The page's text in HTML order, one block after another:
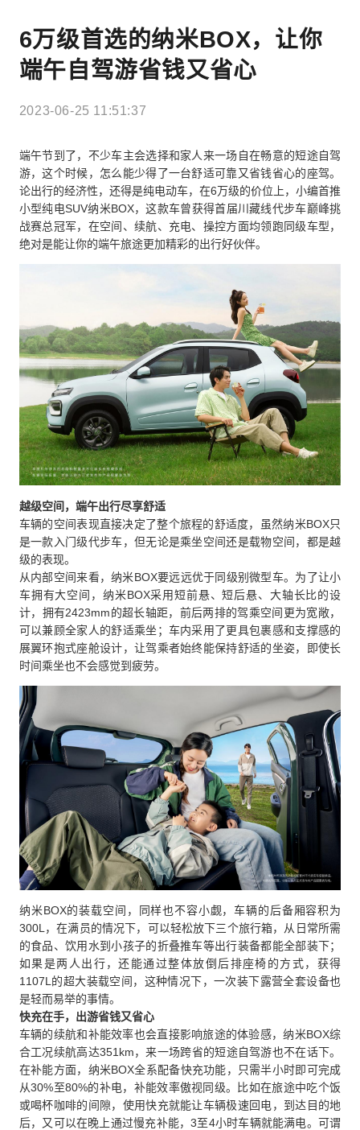
6万级首选的纳米BOX，让你
端午自驾游省钱又省心
2023-06-25 11:51:37
端午节到了，不少车主会选择和家人来一场自在畅意的短途自驾
游，这个时候，怎么能少得了一台舒适可靠又省钱省心的座驾。
论出行的经济性，还得是纯电动车，在6万级的价位上，小编首推
小型纯电SUV纳米BOX，这款车曾获得首届川藏线代步车巅峰挑
战赛总冠军，在空间、续航、充电、操控方面均领跑同级车型，
绝对是能让你的端午旅途更加精彩的出行好伙伴。
越级空间，端午出行尽享舒适
车辆的空间表现直接决定了整个旅程的舒适度，虽然纳米BOX只
是一款入门级代步车，但无论是乘坐空间还是载物空间，都是越
级的表现。
从内部空间来看，纳米BOX要远远优于同级别微型车。为了让小
车拥有大空间，纳米BOX采用短前悬、短后悬、大轴长比的设
计，拥有2423mm的超长轴距，前后两排的驾乘空间更为宽敞，
可以兼顾全家人的舒适乘坐；车内采用了更具包裹感和支撑感的
展翼环抱式座舱设计，让驾乘者始终能保持舒适的坐姿，即使长
时间乘坐也不会感觉到疲劳。
纳米BOX的装载空间，同样也不容小觑，车辆的后备厢容积为
300L，在满员的情况下，可以轻松放下三个旅行箱，从日常所需
的食品、饮用水到小孩子的折叠推车等出行装备都能全部装下；
如果是两人出行，还能通过整体放倒后排座椅的方式，获得
1107L的超大装载空间，这种情况下，一次装下露营全套设备也
是轻而易举的事情。
快充在手，出游省钱又省心
车辆的续航和补能效率也会直接影响旅途的体验感，纳米BOX综
合工况续航高达351km，来一场跨省的短途自驾游也不在话下。
在补能方面，纳米BOX全系配备快充功能，只需半小时即可完成
从30%至80%的补电，补能效率傲视同级。比如在旅途中吃个饭
或喝杯咖啡的间隙，使用快充就能让车辆极速回电，到达目的地
后，又可以在晚上通过慢充补能，3至4小时车辆就能满电。可谓